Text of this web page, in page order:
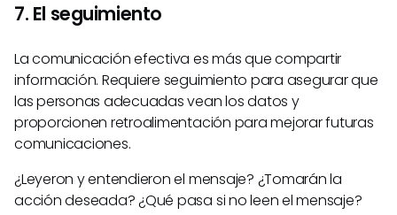
7. El seguimiento
La comunicación efectiva es más que compartir
información. Requiere seguimiento para asegurar que
las personas adecuadas vean los datos y
proporcionen retroalimentación para mejorar futuras
comunicaciones.
¿Leyeron y entendieron el mensaje? ¿Tomarán la
acción deseada? ¿Qué pasa si no leen el mensaje?